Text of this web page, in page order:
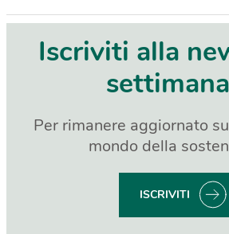
Iscriviti alla
Per rimanere aggiornato
mondo della
ISCRIVITI